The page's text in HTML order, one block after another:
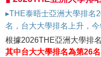
▸THE泰晤士亞洲大學排名
名，台大大學排名上升，今
根據2026THE亞洲大學排
其中台大大學排名為第26